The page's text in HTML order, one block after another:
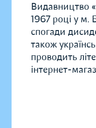
Видавництво
1967 році у м.
спогади
також
проводить
інтернет-